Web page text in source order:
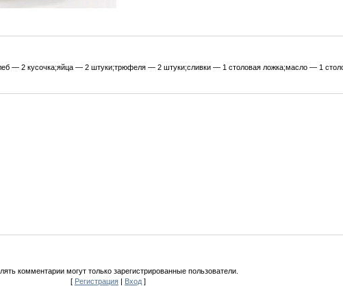
— 2 кусочка;яйца — 2 штуки;трюфеля — 2 штуки;сливки — 1 столовая ложка;масло — 1
комментарии могут только зарегистрированные пользователи.
[ Регистрация | Вход ]